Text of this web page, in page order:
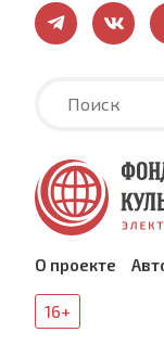
О проекте
16+